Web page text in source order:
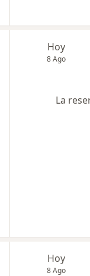
Hoy
8 Ago
La
Hoy
8 Ago